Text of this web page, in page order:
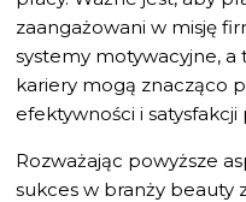
zaangażowani w misję
systemy motywacyjne, a
kariery mogą znacząco
efektywności i
Rozważając powyższe
sukces w branży beauty